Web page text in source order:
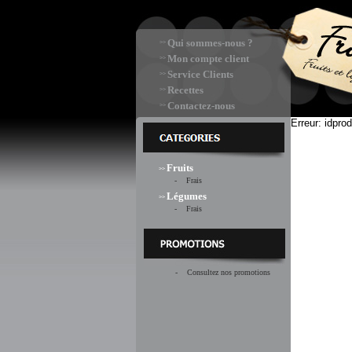
>> Qui sommes-nous ?
>> Mon compte client
>> Service Clients
>> Recettes
>> Contactez-nous
>> Fruits
- Frais
>> Légumes
- Frais
- Consultez nos promotions
Erreur: